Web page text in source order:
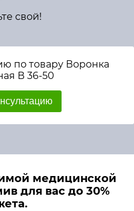
свой!
по товару Воронка
В 36-50
медицинской
для вас до 30%